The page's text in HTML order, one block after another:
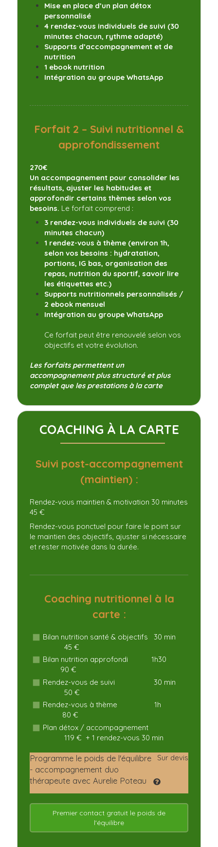
Mise en place d’un plan détox
personnalisé
4 rendez-vous individuels de suivi (30
minutes chacun, rythme adapté)
Supports d’accompagnement et de
nutrition
1 ebook nutrition
Intégration au groupe WhatsApp
Forfait 2 – Suivi nutritionnel &
approfondissement
270€
Un accompagnement pour consolider les
résultats, ajuster les habitudes et
approfondir certains thèmes selon vos
besoins. Le forfait comprend :
3 rendez-vous individuels de suivi (30
minutes chacun)
1 rendez-vous à thème (environ 1h,
selon vos besoins : hydratation,
portions, IG bas, organisation des
repas, nutrition du sportif, savoir lire
les étiquettes etc.)
Supports nutritionnels personnalisés /
2 ebook mensuel
Intégration au groupe WhatsApp
Ce forfait peut être renouvelé selon vos
objectifs et votre évolution.
Les forfaits permettent un
accompagnement plus structuré et plus
complet que les prestations à la carte
COACHING À LA CARTE
Suivi post-accompagnement
(maintien) :
Rendez-vous maintien & motivation 30 minutes
45 €
Rendez-vous ponctuel pour faire le point sur
le maintien des objectifs, ajuster si nécessaire
et rester motivée dans la durée.
Coaching nutritionnel à la
carte :
Bilan nutrition santé & objectifs 30 min
45 €
Bilan nutrition approfondi 1h30
90 €
Rendez-vous de suivi 30 min
50 €
Rendez-vous à thème 1h
80 €
Plan détox / accompagnement
119 € + 1 rendez-vous 30 min
Sur devis
Programme le poids de l'équilibre
- accompagnement duo
thérapeute avec Aurelie Poteau
Premier contact gratuit le poids de
l'équilibre